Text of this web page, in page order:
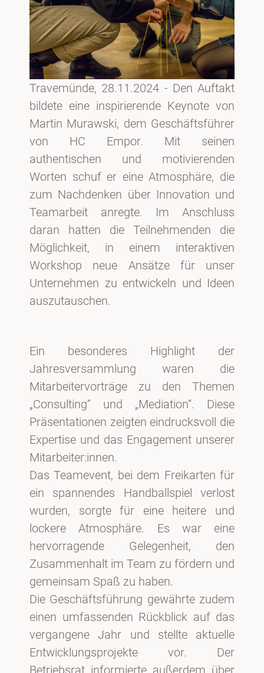
Travemünde, 28.11.2024 - Den Auftakt
bildete eine inspirierende Keynote von
Martin Murawski, dem Geschäftsführer
von HC Empor. Mit seinen
authentischen und motivierenden
Worten schuf er eine Atmosphäre, die
zum Nachdenken über Innovation und
Teamarbeit anregte. Im Anschluss
daran hatten die Teilnehmenden die
Möglichkeit, in einem interaktiven
Workshop neue Ansätze für unser
Unternehmen zu entwickeln und Ideen
auszutauschen.
Ein besonderes Highlight der
Jahresversammlung waren die
Mitarbeitervorträge zu den Themen
„Consulting“ und „Mediation“. Diese
Präsentationen zeigten eindrucksvoll die
Expertise und das Engagement unserer
Mitarbeiter:innen.
Das Teamevent, bei dem Freikarten für
ein spannendes Handballspiel verlost
wurden, sorgte für eine heitere und
lockere Atmosphäre. Es war eine
hervorragende Gelegenheit, den
Zusammenhalt im Team zu fördern und
gemeinsam Spaß zu haben.
Die Geschäftsführung gewährte zudem
einen umfassenden Rückblick auf das
vergangene Jahr und stellte aktuelle
Entwicklungsprojekte vor. Der
Betriebsrat informierte außerdem über